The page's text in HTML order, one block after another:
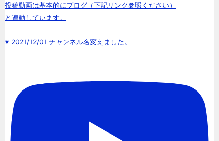
投稿動画は基本的にブログ（下記リンク参照ください）
と連動しています。
※ 2021/12/01 チャンネル名変えました。